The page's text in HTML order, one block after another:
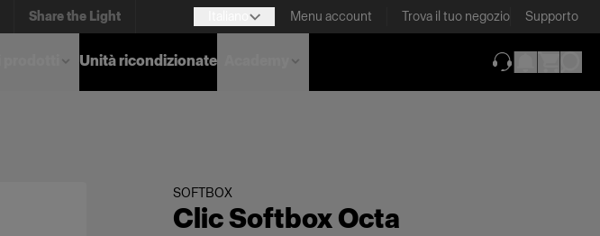
Share the Light Menu account Trova il tuo negozio Supporto
Unità ricondizionate
SOFTBOX
Clic Softbox Octa